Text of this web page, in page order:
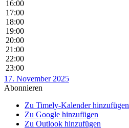
16:00
17:00
18:00
19:00
20:00
21:00
22:00
23:00
17. November 2025
Abonnieren
Zu Timely-Kalender hinzufügen
Zu Google hinzufügen
Zu Outlook hinzufügen